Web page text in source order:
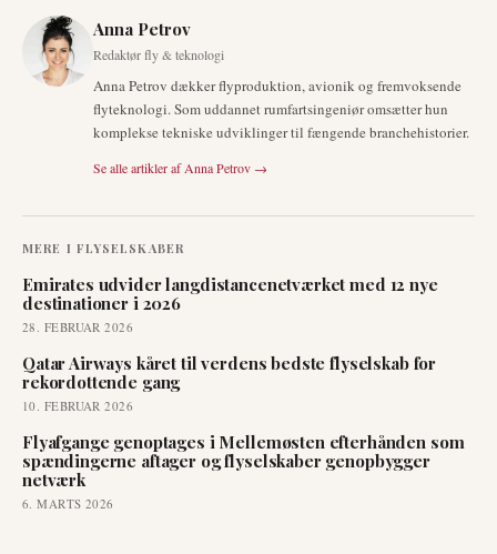
Anna Petrov
Redaktør fly & teknologi
Anna Petrov dækker flyproduktion, avionik og fremvoksende
flyteknologi. Som uddannet rumfartsingeniør omsætter hun
komplekse tekniske udviklinger til fængende branchehistorier.
Se alle artikler af Anna Petrov →
MERE I FLYSELSKABER
Emirates udvider langdistancenetværket med 12 nye
destinationer i 2026
28. FEBRUAR 2026
Qatar Airways kåret til verdens bedste flyselskab for
rekordottende gang
10. FEBRUAR 2026
Flyafgange genoptages i Mellemøsten efterhånden som
spændingerne aftager og flyselskaber genopbygger
netværk
6. MARTS 2026